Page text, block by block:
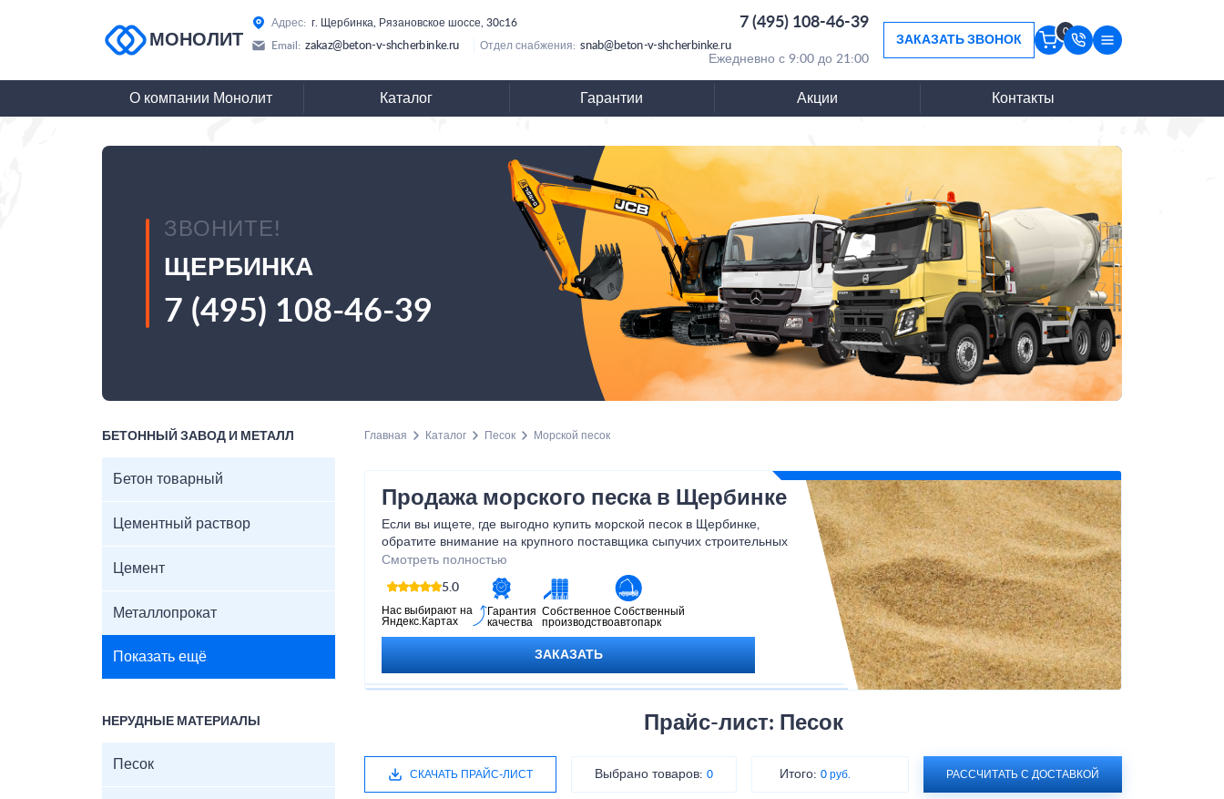
МОНОЛИТ
Адрес: г. Щербинка, Рязановское шоссе, 30с16 7 (495) 108-46-39
Email: zakaz@beton-v-shcherbinke.ru Отдел снабжения: snab@beton-v-shcherbinke.ru
Ежедневно с 9:00 до 21:00
ЗАКАЗАТЬ ЗВОНОК
0
О компании Монолит Каталог Гарантии Акции Контакты
ЗВОНИТЕ!
ЩЕРБИНКА
7 (495) 108-46-39
БЕТОННЫЙ ЗАВОД И МЕТАЛЛ
Бетон товарный
Цементный раствор
Цемент
Металлопрокат
Показать ещё
НЕРУДНЫЕ МАТЕРИАЛЫ
Песок
Главная Каталог Песок Морской песок
Продажа морского песка в Щербинке
Если вы ищете, где выгодно купить морской песок в Щербинке,
обратите внимание на крупного поставщика сыпучих строительных
материалов – компанию Монолит.
Мы реализуем строительный песок разных видов: карьерный,
сеяный, намывной (мытый), кварцевый, речной, морской – оптом и в
розницу напрямую из карьеров. Работаем с физическими и
юридическими лицами, в том числе по системе ЭДО. Доставка –
В нашем прайс-листе представлены самые популярные виды
Смотреть полностью
5.0
Нас выбирают на
Яндекс.Картах
Гарантия
качества
Собственное
производство
Собственный
автопарк
ЗАКАЗАТЬ
Прайс-лист: Песок
СКАЧАТЬ ПРАЙС-ЛИСТ Выбрано товаров: 0 Итого:0 руб. РАССЧИТАТЬ С ДОСТАВКОЙ